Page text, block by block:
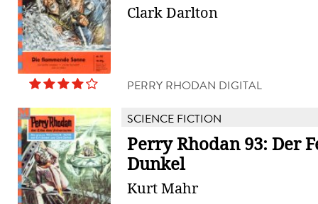
Clark Darlton
PERRY RHODAN DIGITAL
SCIENCE FICTION
Perry Rhodan 93: Der
Dunkel
Kurt Mahr